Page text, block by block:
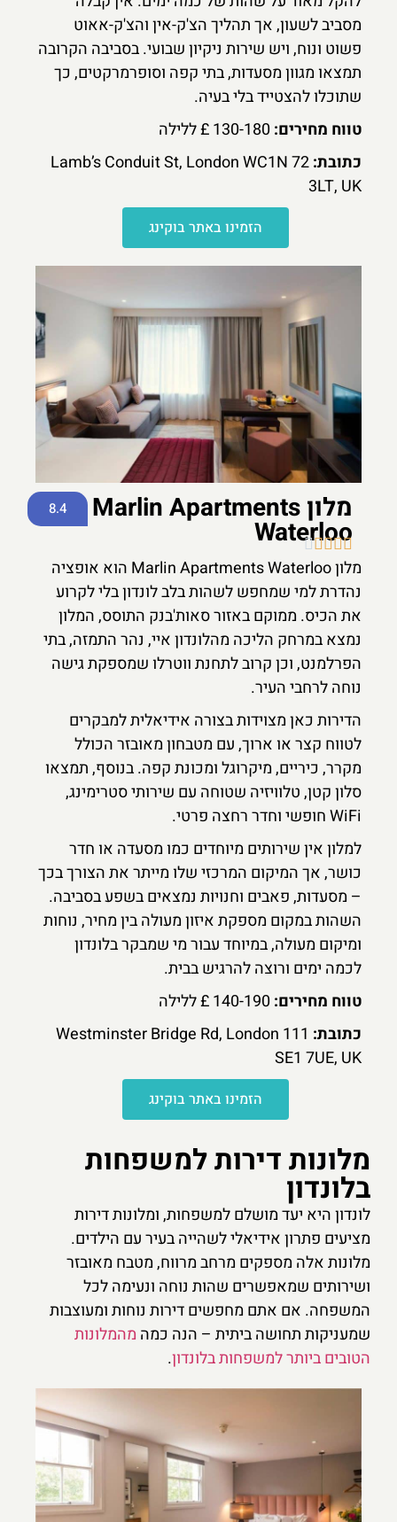
מסביב לשעון, אך תהליך הצ'ק-אין והצ'ק-אאוט
פשוט ונוח, ויש שירות ניקיון שבועי. בסביבה הקרובה
תמצאו מגוון מסעדות, בתי קפה וסופרמרקטים, כך
שתוכלו להצטייד בלי בעיה.
טווח מחירים:
כתובת:
72 Lamb’s Conduit St, London WC1N
3LT, UK
הזמינו באתר בוקינג
מלון Marlin Apartments
Waterloo
8.4





מלון Marlin Apartments Waterloo הוא אופציה
נהדרת למי שמחפש לשהות בלב לונדון בלי לקרוע
את הכיס. ממוקם באזור סאות'בנק התוסס, המלון
נמצא במרחק הליכה מהלונדון איי, נהר התמזה, בתי
הפרלמנט, וכן קרוב לתחנת ווטרלו שמספקת גישה
נוחה לרחבי העיר.
הדירות כאן מצוידות בצורה אידיאלית למבקרים
לטווח קצר או ארוך, עם מטבחון מאובזר הכולל
מקרר, כיריים, מיקרוגל ומכונת קפה. בנוסף, תמצאו
סלון קטן, טלוויזיה שטוחה עם שירותי סטרימינג,
WiFi חופשי וחדר רחצה פרטי.
למלון אין שירותים מיוחדים כמו מסעדה או חדר
כושר, אך המיקום המרכזי שלו מייתר את הצורך בכך
– מסעדות, פאבים וחנויות נמצאים בשפע בסביבה.
השהות במקום מספקת איזון מעולה בין מחיר, נוחות
ומיקום מעולה, במיוחד עבור מי שמבקר בלונדון
לכמה ימים ורוצה להרגיש בבית.
טווח מחירים:
כתובת:
111 Westminster Bridge Rd, London
SE1 7UE, UK
הזמינו באתר בוקינג
מלונות דירות למשפחות
בלונדון
לונדון היא יעד מושלם למשפחות, ומלונות דירות
מציעים פתרון אידיאלי לשהייה בעיר עם הילדים.
מלונות אלה מספקים מרחב מרווח, מטבח מאובזר
ושירותים שמאפשרים שהות נוחה ונעימה לכל
המשפחה. אם אתם מחפשים דירות נוחות ומעוצבות
שמעניקות תחושה ביתית – הנה כמה מהמלונות
הטובים ביותר למשפחות בלונדון.